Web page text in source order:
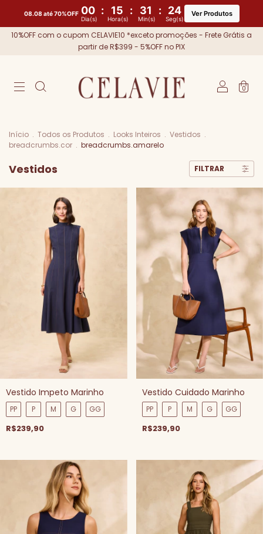
08.08 até 70%OFF 00 : 15 : 31 : 21
Dia(s) Hora(s) Min(s) Seg(s)
Ver Produtos
10%OFF com o cupom CELAVIE10 *exceto promoções - Frete Grátis a
partir de R$399 - 5%OFF no PIX
0
Início . Todos os Produtos . Looks Inteiros . Vestidos .
breadcrumbs.cor . breadcrumbs.amarelo
Vestidos FILTRAR
Vestido Impeto Marinho
PP P M G GG
R$239,90
Vestido Cuidado Marinho
PP P M G GG
R$239,90